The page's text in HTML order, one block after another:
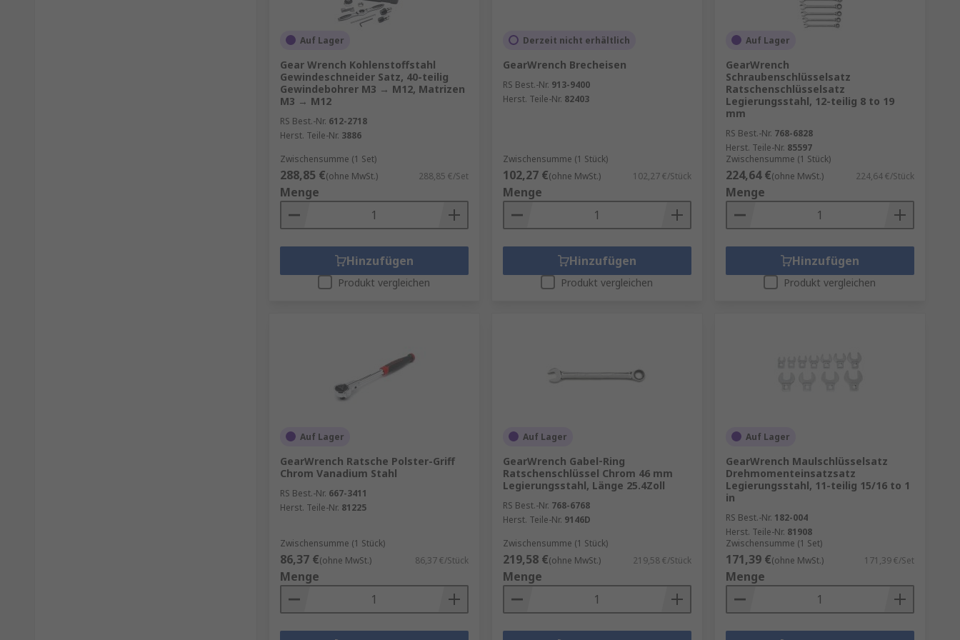
Auf Lager
Gear Wrench Kohlenstoffstahl
Gewindeschneider Satz, 40-teilig
Gewindebohrer M3 → M12, Matrizen
M3 → M12
RS Best.-Nr. 612-2718
Herst. Teile-Nr. 3886
Zwischensumme (1 Set)
288,85 €(ohne MwSt.) 288,85 €/Set
Menge
Hinzufügen
Produkt vergleichen
Derzeit nicht erhältlich
GearWrench Brecheisen
RS Best.-Nr. 913-9400
Herst. Teile-Nr. 82403
Zwischensumme (1 Stück)
102,27 €(ohne MwSt.) 102,27 €/Stück
Menge
Hinzufügen
Produkt vergleichen
Auf Lager
GearWrench
Schraubenschlüsselsatz
Ratschenschlüsselsatz
Legierungsstahl, 12-teilig 8 to 19
mm
RS Best.-Nr. 768-6828
Herst. Teile-Nr. 85597
Zwischensumme (1 Stück)
224,64 €(ohne MwSt.) 224,64 €/Stück
Menge
Hinzufügen
Produkt vergleichen
Auf Lager
GearWrench Ratsche Polster-Griff
Chrom Vanadium Stahl
RS Best.-Nr. 667-3411
Herst. Teile-Nr. 81225
Zwischensumme (1 Stück)
86,37 €(ohne MwSt.) 86,37 €/Stück
Menge
Auf Lager
GearWrench Gabel‑Ring
Ratschenschlüssel Chrom 46 mm
Legierungsstahl, Länge 25.4Zoll
RS Best.-Nr. 768-6768
Herst. Teile-Nr. 9146D
Zwischensumme (1 Stück)
219,58 €(ohne MwSt.) 219,58 €/Stück
Menge
Auf Lager
GearWrench Maulschlüsselsatz
Drehmomenteinsatzsatz
Legierungsstahl, 11-teilig 15/16 to 1
in
RS Best.-Nr. 182-004
Herst. Teile-Nr. 81908
Zwischensumme (1 Set)
171,39 €(ohne MwSt.) 171,39 €/Set
Menge